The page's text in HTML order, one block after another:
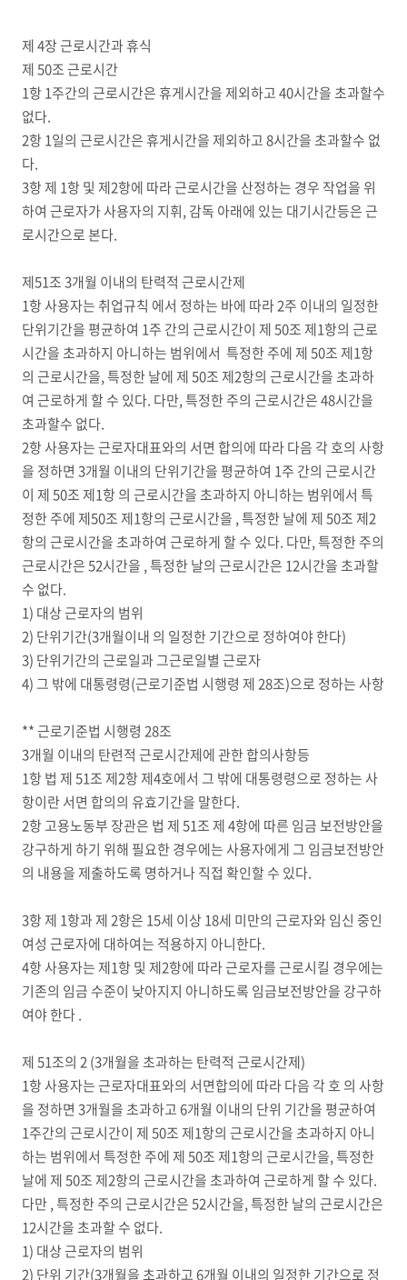
제 4장 근로시간과 휴식
제 50조 근로시간
1항 1주간의 근로시간은 휴게시간을 제외하고 40시간을 초과할수
없다.
2항 1일의 근로시간은 휴게시간을 제외하고 8시간을 초과할수 없
다.
3항 제 1항 및 제2항에 따라 근로시간을 산정하는 경우 작업을 위
하여 근로자가 사용자의 지휘, 감독 아래에 있는 대기시간등은 근
로시간으로 본다.
제51조 3개월 이내의 탄력적 근로시간제
1항 사용자는 취업규칙 에서 정하는 바에 따라 2주 이내의 일정한
단위기간을 평균하여 1주 간의 근로시간이 제 50조 제1항의 근로
시간을 초과하지 아니하는 범위에서 특정한 주에 제 50조 제1항
의 근로시간을, 특정한 날에 제 50조 제2항의 근로시간을 초과하
여 근로하게 할 수 있다. 다만, 특정한 주의 근로시간은 48시간을
초과할수 없다.
2항 사용자는 근로자대표와의 서면 합의에 따라 다음 각 호의 사항
을 정하면 3개월 이내의 단위기간을 평균하여 1주 간의 근로시간
이 제 50조 제1항 의 근로시간을 초과하지 아니하는 범위에서 특
정한 주에 제50조 제1항의 근로시간을 , 특정한 날에 제 50조 제2
항의 근로시간을 초과하여 근로하게 할 수 있다. 다만, 특정한 주의
근로시간은 52시간을 , 특정한 날의 근로시간은 12시간을 초과할
수 없다.
1) 대상 근로자의 범위
2) 단위기간(3개월이내 의 일정한 기간으로 정하여야 한다)
3) 단위기간의 근로일과 그근로일별 근로자
4) 그 밖에 대통령령(근로기준법 시행령 제 28조)으로 정하는 사항
** 근로기준법 시행령 28조
3개월 이내의 탄련적 근로시간제에 관한 합의사항등
1항 법 제 51조 제2항 제4호에서 그 밖에 대통령령으로 정하는 사
항이란 서면 합의의 유효기간을 말한다.
2항 고용노동부 장관은 법 제 51조 제 4항에 따른 임금 보전방안을
강구하게 하기 위해 필요한 경우에는 사용자에게 그 임금보전방안
의 내용을 제출하도록 명하거나 직접 확인할 수 있다.
3항 제 1항과 제 2항은 15세 이상 18세 미만의 근로자와 임신 중인
여성 근로자에 대하여는 적용하지 아니한다.
4항 사용자는 제1항 및 제2항에 따라 근로자를 근로시킬 경우에는
기존의 임금 수준이 낮아지지 아니하도록 임금보전방안을 강구하
여야 한다 .
제 51조의 2 (3개월을 초과하는 탄력적 근로시간제)
1항 사용자는 근로자대표와의 서면합의에 따라 다음 각 호 의 사항
을 정하면 3개월을 초과하고 6개월 이내의 단위 기간을 평균하여
1주간의 근로시간이 제 50조 제1항의 근로시간을 초과하지 아니
하는 범위에서 특정한 주에 제 50조 제1항의 근로시간을, 특정한
날에 제 50조 제2항의 근로시간을 초과하여 근로하게 할 수 있다.
다만 , 특정한 주의 근로시간은 52시간을, 특정한 날의 근로시간은
12시간을 초과할 수 없다.
1) 대상 근로자의 범위
2) 단위 기간(3개월을 초과하고 6개월 이내의 일정한 기간으로 정